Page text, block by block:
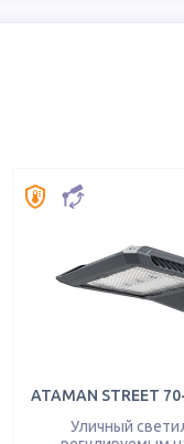
ATAMAN STREET
Уличный